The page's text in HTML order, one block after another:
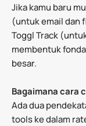
Jika kamu baru
(untuk email dan
Toggl Track
membentuk
besar.
Bagaimana cara
Ada dua
tools ke dalam